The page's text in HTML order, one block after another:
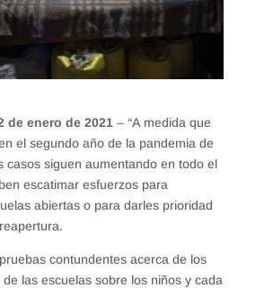
de enero de 2021 – “A medida que
el segundo año de la pandemia de
casos siguen aumentando en todo el
escatimar esfuerzos para
abiertas o para darles prioridad
contundentes acerca de los
las escuelas sobre los niños y cada